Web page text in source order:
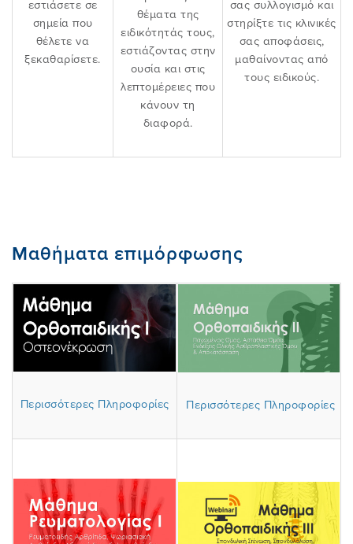
εστιάσετε σε
σημεία που
θέλετε να
ξεκαθαρίσετε.
θέματα της
ειδικότητάς τους,
εστιάζοντας στην
ουσία και στις
λεπτομέρειες που
κάνουν τη
διαφορά.
σας συλλογισμό και
στηρίξτε τις κλινικές
σας αποφάσεις,
μαθαίνοντας από
τους ειδικούς.
Μαθήματα επιμόρφωσης
Περισσότερες Πληροφορίες Περισσότερες Πληροφορίες